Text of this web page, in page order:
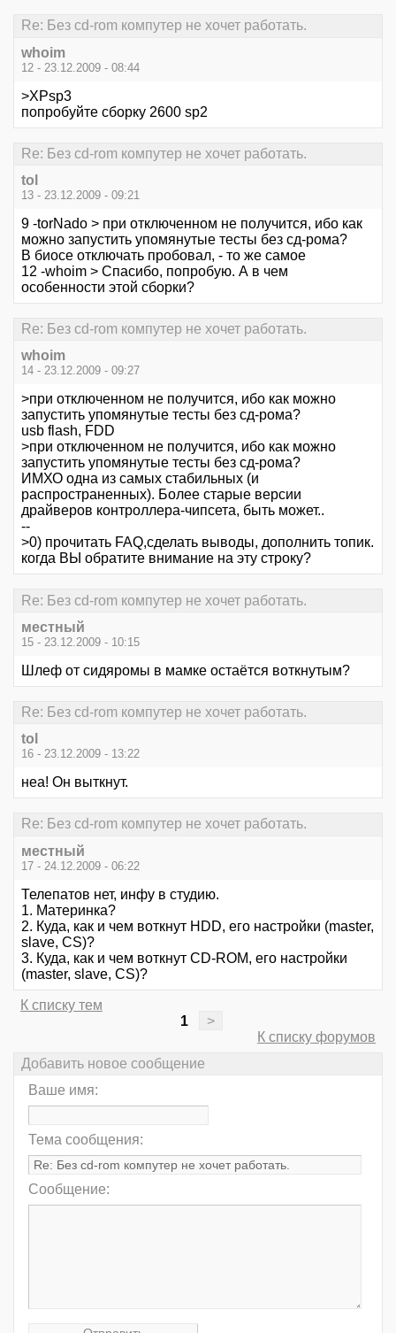
Re: Без cd-rom компутер не хочет работать.
whoim
12 - 23.12.2009 - 08:44
>XPsp3
попробуйте сборку 2600 sp2
Re: Без cd-rom компутер не хочет работать.
tol
13 - 23.12.2009 - 09:21
9 -torNado > при отключенном не получится, ибо как
можно запустить упомянутые тесты без сд-рома?
В биосе отключать пробовал, - то же самое
12 -whoim > Спасибо, попробую. А в чем
особенности этой сборки?
Re: Без cd-rom компутер не хочет работать.
whoim
14 - 23.12.2009 - 09:27
>при отключенном не получится, ибо как можно
запустить упомянутые тесты без сд-рома?
usb flash, FDD
>при отключенном не получится, ибо как можно
запустить упомянутые тесты без сд-рома?
ИМХО одна из самых стабильных (и
распространенных). Более старые версии
драйверов контроллера-чипсета, быть может..
--
>0) прочитать FAQ,сделать выводы, дополнить топик.
когда ВЫ обратите внимание на эту строку?
Re: Без cd-rom компутер не хочет работать.
местный
15 - 23.12.2009 - 10:15
Шлеф от сидяромы в мамке остаётся воткнутым?
Re: Без cd-rom компутер не хочет работать.
tol
16 - 23.12.2009 - 13:22
неа! Он выткнут.
Re: Без cd-rom компутер не хочет работать.
местный
17 - 24.12.2009 - 06:22
Телепатов нет, инфу в студию.
1. Материнка?
2. Куда, как и чем воткнут HDD, его настройки (master,
slave, CS)?
3. Куда, как и чем воткнут CD-ROM, его настройки
(master, slave, CS)?
К списку тем
1
>
К списку форумов
Добавить новое сообщение
Ваше имя:
Тема сообщения:
Сообщение: